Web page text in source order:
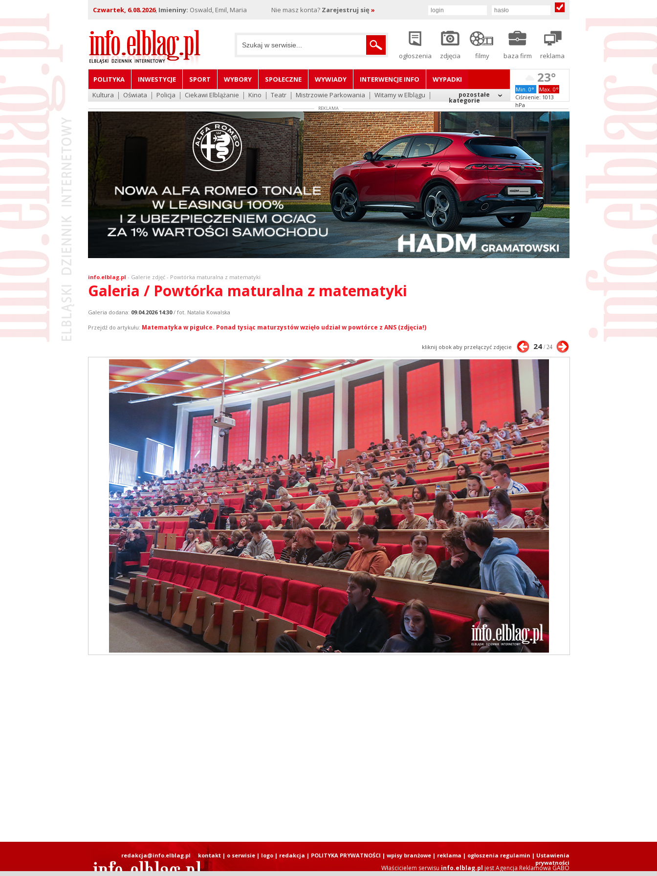
Czwartek, 6.08.2026, Imieniny: Oswald, Emil, Maria Nie masz konta? Zarejestruj się »
ogłoszenia zdjęcia filmy baza firm reklama
POLITYKA INWESTYCJE SPORT WYBORY SPOŁECZNE WYWIADY INTERWENCJE INFO
WYPADKI
Kultura
Oświata Policja Ciekawi Elblążanie Kino Teatr Mistrzowie Parkowania Witamy w Elblągu pozostałe
kategorie
23°
Min. 0°
Max. 0°
Ciśnienie: 1013
hPa
REKLAMA
info.elblag.pl - Galerie zdjęć- Powtórka maturalna z matematyki
Galeria / Powtórka maturalna z matematyki
Galeria dodana: 09.04.2026 14:30/ fot. Natalia Kowalska
Przejdź do artykułu: Matematyka w pigułce. Ponad tysiąc maturzystów wzięło udział w powtórce z ANS (zdjęcia!)
kliknij obok aby przełączyć zdjęcie 24/ 24
Właścicielem serwisu info.elblag.pl jestAgencja Reklamowa GABO
redakcja@info.elblag.pl kontakt| o serwisie| logo| redakcja | POLITYKA PRYWATNOŚCI | wpisy branżowe| reklama | ogłoszenia regulamin | Ustawienia
prywatności